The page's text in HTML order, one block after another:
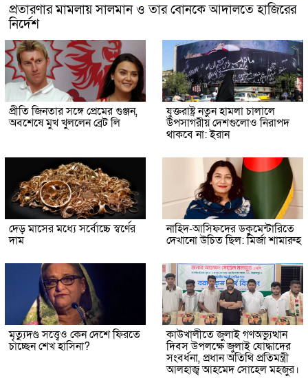
প্রতারণার মামলায় সালমান ও তার বোনকে আদালতে হাজিরের
নির্দেশ
প্রীতি জিনতার সঙ্গে প্রেমের গুঞ্জন,
অবশেষে মুখ খুললেন ব্রেট লি
যুক্তরাষ্ট্র নতুন হামলা চালালে
উপসাগরীয় দেশগুলোও নিরাপদ
থাকবে না: ইরান
দেড় মাসের মধ্যে সর্বোচ্চে স্বর্ণের
দাম
নাহিদ-আসিফদের ডকুমেন্টারিতে
দেখানো উচিত ছিল: মির্জা শামারুহ
মৃত্যুদণ্ড সত্ত্বেও কেন দেশে ফিরতে
চাচ্ছেন শেখ হাসিনা?
কাউখালীতে জুলাই গণঅভ্যুত্থান
দিবস উপলক্ষে জুলাই যোদ্ধাদের
সংবর্ধনা, প্রধান অতিথি প্রতিমন্ত্রী
আলহাজ্ব আহমেদ সোহেল মহজুর।